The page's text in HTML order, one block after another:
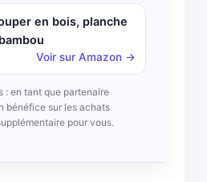
en bois, planche
Voir sur Amazon →
: en tant que partenaire
bénéfice sur les achats
pour vous.